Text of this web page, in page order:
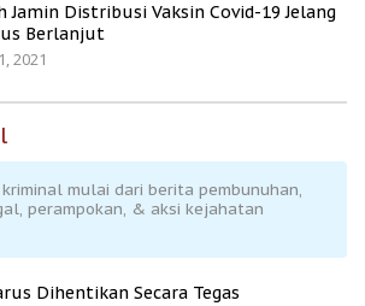
Jamin Distribusi Vaksin Covid-19 Jelang
Berlanjut
2021
mulai dari berita pembunuhan,
perampokan, & aksi kejahatan
Dihentikan Secara Tegas